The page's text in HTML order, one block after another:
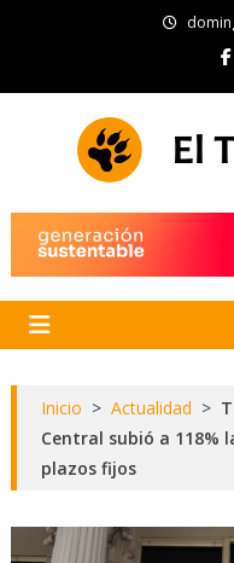
Inicio > Actualidad >
Central subió a 118%
plazos fijos